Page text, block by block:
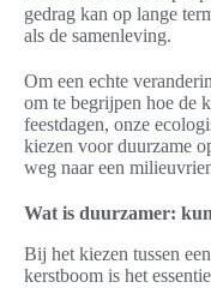
gedrag kan op lange
als de samenleving.
Om een echte
om te begrijpen hoe de
feestdagen, onze
kiezen voor duurzame
weg naar een
Wat is duurzamer:
Bij het kiezen tussen
kerstboom is het